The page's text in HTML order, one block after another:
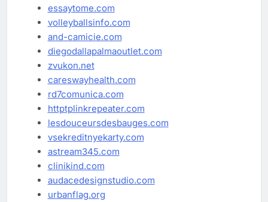
essaytome.com
volleyballsinfo.com
and-camicie.com
diegodallapalmaoutlet.com
zvukon.net
careswayhealth.com
rd7comunica.com
httptplinkrepeater.com
lesdouceursdesbauges.com
vsekreditnyekarty.com
astream345.com
clinikind.com
audacedesignstudio.com
urbanflag.org